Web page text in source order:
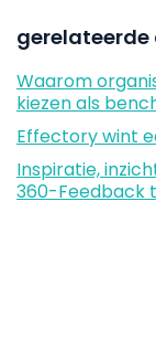
gerelateerde
Waarom
kiezen als
Effectory wint
Inspiratie,
360-Feedback